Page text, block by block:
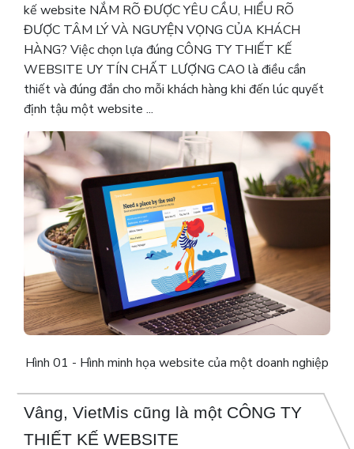
kế website NẮM RÕ ĐƯỢC YÊU CẦU, HIỂU RÕ
ĐƯỢC TÂM LÝ VÀ NGUYỆN VỌNG CỦA KHÁCH
HÀNG? Việc chọn lựa đúng CÔNG TY THIẾT KẾ
WEBSITE UY TÍN CHẤT LƯỢNG CAO là điều cần
thiết và đúng đắn cho mỗi khách hàng khi đến lúc quyết
định tậu một website ...
Hình 01 - Hình minh họa website của một doanh nghiệp
Vâng, VietMis cũng là một CÔNG TY
THIẾT KẾ WEBSITE